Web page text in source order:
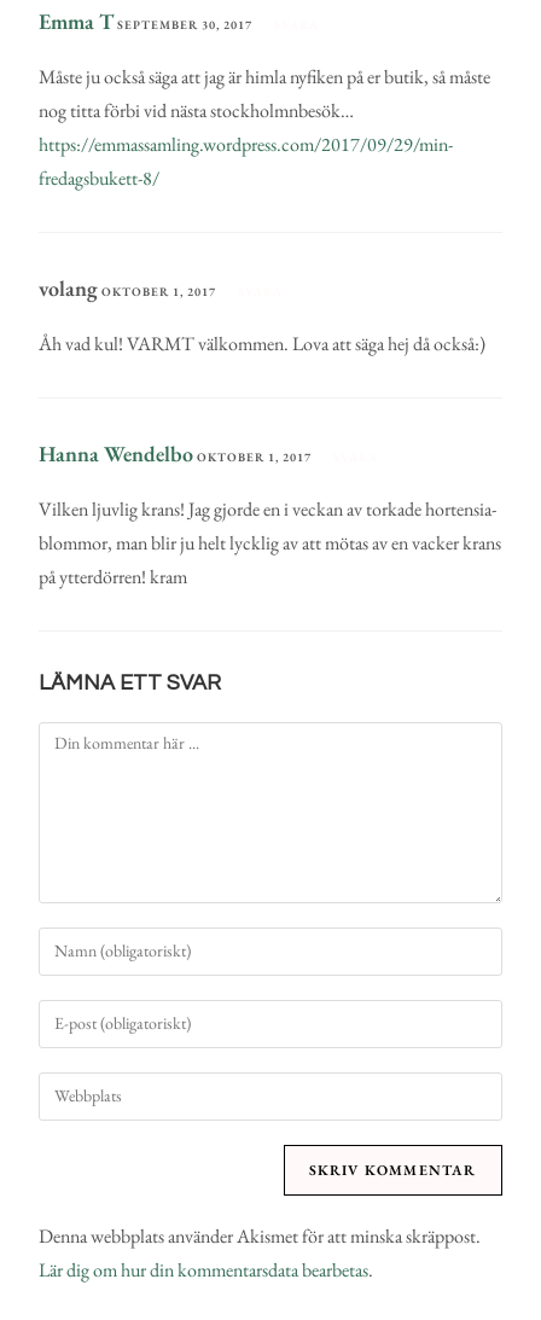
Emma T SEPTEMBER 30, 2017
Måste ju också säga att jag är himla nyfiken på er butik, så måste
nog titta förbi vid nästa stockholmnbesök…
https://emmassamling.wordpress.com/2017/09/29/min-
fredagsbukett-8/
volang OKTOBER 1, 2017
Åh vad kul! VARMT välkommen. Lova att säga hej då också:)
Hanna Wendelbo OKTOBER 1, 2017
Vilken ljuvlig krans! Jag gjorde en i veckan av torkade hortensia-
blommor, man blir ju helt lycklig av att mötas av en vacker krans
på ytterdörren! kram
LÄMNA ETT SVAR
Denna webbplats använder Akismet för att minska skräppost.
Lär dig om hur din kommentarsdata bearbetas.